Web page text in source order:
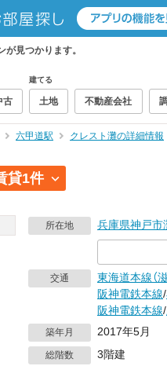
見つかります。
古
建てる
土地 不動産会社
六甲道駅 クレスト灘の詳細情報
貸1件
所在地 兵庫県神戸市
交通 東海道本線（
阪神電鉄本線/
阪神電鉄本線/
築年月 2017年5月
総階数 3階建